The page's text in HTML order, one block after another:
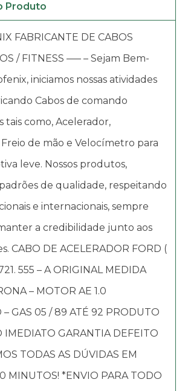
Produto
FABRICANTE DE CABOS
/ FITNESS —– – Sejam Bem-
iniciamos nossas atividades
Cabos de comando
tais como, Acelerador,
de mão e Velocímetro para
leve. Nossos produtos,
de qualidade, respeitando
e internacionais, sempre
a credibilidade junto aos
CABO DE ACELERADOR FORD (
555 – A ORIGINAL MEDIDA
– MOTOR AE 1.0
– GAS 05 / 89 ATÉ 92 PRODUTO
IMEDIATO GARANTIA DEFEITO
TODAS AS DÚVIDAS EM
MINUTOS! *ENVIO PARA TODO